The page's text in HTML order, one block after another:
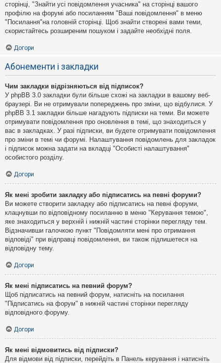
сторінці, "Знайти усі повідомлення учасника" на сторінці вашого
профілю на форумі або посиланням "Ваші повідомлення" в меню
"Посилання"на головній сторінці. Щоб знайти створені вами теми,
скористайтесь розширеним пошуком і задайте необхідні поля.
Догори
Абонементи і закладки
Чим закладки відрізняються від підписок?
У phpBB 3.0 закладки були більше схожі на закладки в вашому веб-
браузері. Ви не отримували попереджень про зміни, що відбулися. У
phpBB 3.1 закладки більше нагадують підписки на теми. Ви можете
отримувати повідомлення про оновлення в темі, що знаходиться у
вас в закладках. У разі підписки, ви будете отримувати повідомлення
про зміни в темі чи форумі. Налаштування повідомлень для закладок
і підписок можна задати на вкладці "Особисті налаштування"
особистого розділу.
Догори
Як мені зробити закладку або підписатись на певні форуми?
Ви можете створити закладку або підписатись на певні форуми,
клацнувши по відповідному посиланню в меню "Керування темою",
яке знаходиться у верхній і нижній частині сторінки перегляду тем.
Відзначивши галочкою пункт "Повідомляти мені про отримання
відповіді" при відправці повідомлення, ви також підпишетеся на
відповідну тему.
Догори
Як мені підписатись на певний форум?
Щоб підписатись на певний форум, натисніть на посилання
"Підписатись на форум" в нижній частині сторінки перегляду
відповідного форуму.
Догори
Як мені відмовитись від підписки?
Для відмови від підписки, перейдіть в Панель керування і натисніть